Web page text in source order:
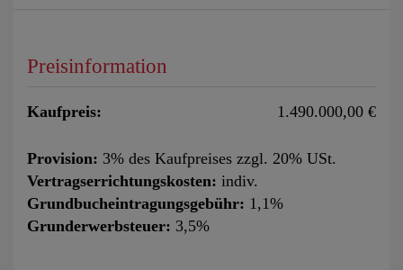
Preisinformation
Kaufpreis: 1.490.000,00 €
Provision: 3% des Kaufpreises zzgl. 20% USt.
Vertragserrichtungskosten: indiv.
Grundbucheintragungsgebühr: 1,1%
Grunderwerbsteuer: 3,5%